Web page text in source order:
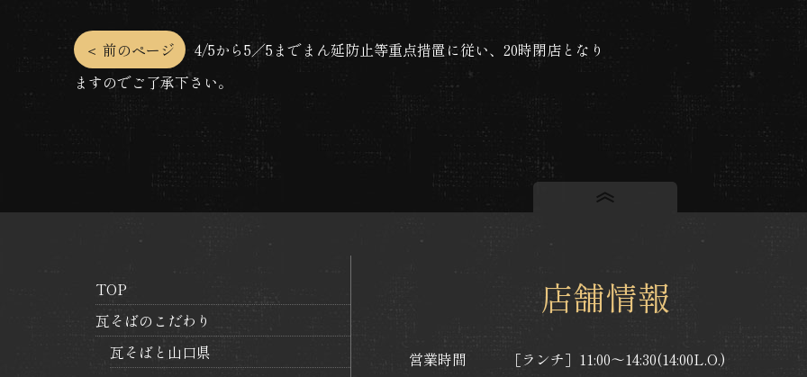
投
稿
ー
シ
＜ 前のページ
4/5から5／5までまん延防止等重点措置に従い、20時閉店となり
ますのでご了承下さい。
TOP
瓦そばのこだわり
瓦そばと山口県
店舗情報
営業時間
［ランチ］11:00～14:30(14:00L.O.)